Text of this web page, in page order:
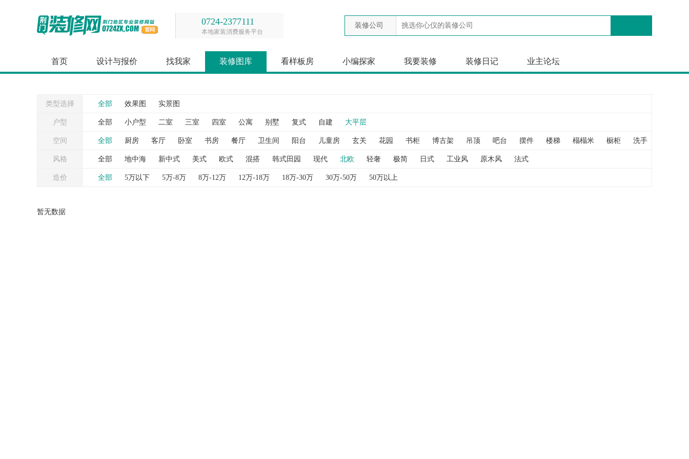
0724-2377111
本地家装消费服务平台
装修公司
首页 设计与报价 找我家 装修图库 看样板房 小编探家 我要装修 装修日记 业主论坛
类型选择 全部 效果图 实景图
户型 全部 小户型 二室 三室 四室 公寓 别墅 复式 自建 大平层
空间 全部 厨房 客厅 卧室 书房 餐厅 卫生间 阳台 儿童房 玄关 花园 书柜 博古架 吊顶 吧台 摆件 楼梯 榻榻米 橱柜 洗手
台 灯具 照片墙 窗帘 背景墙 衣帽间 衣柜 过道 酒柜 阁楼 隐形门 隔断 鞋柜 飘窗
风格 全部 地中海 新中式 美式 欧式 混搭 韩式田园 现代 北欧 轻奢 极简 日式 工业风 原木风 法式
造价 全部 5万以下 5万-8万 8万-12万 12万-18万 18万-30万 30万-50万 50万以上
暂无数据